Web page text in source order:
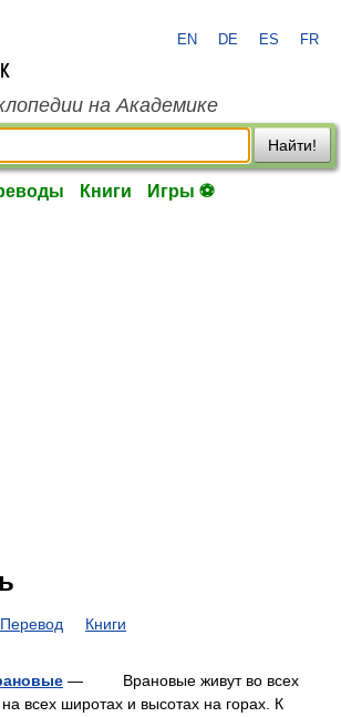
EN DE ES FR
на Академике
Найти!
Книги Игры ⚽
Перевод Книги
— Врановые живут во всех
на всех широтах и высотах на горах. К